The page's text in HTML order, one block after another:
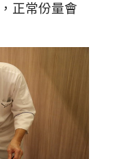
正常份量會